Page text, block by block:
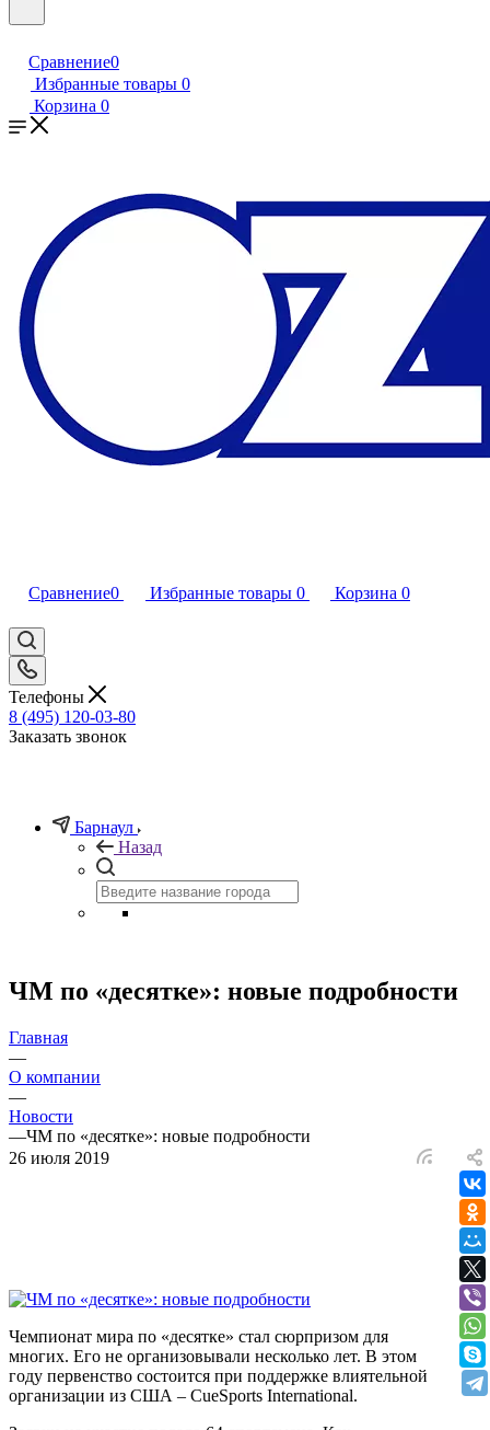
Сравнение0
Избранные товары 0
Корзина 0
Сравнение0 Избранные товары 0 Корзина 0
Телефоны
8 (495) 120-03-80
Заказать звонок
Барнаул
Назад
ЧМ по «десятке»: новые подробности
Главная
—
О компании
—
Новости
—ЧМ по «десятке»: новые подробности
26 июля 2019
Чемпионат мира по «десятке» стал сюрпризом для
многих. Его не организовывали несколько лет. В этом
году первенство состоится при поддержке влиятельной
организации из США – CueSports International.